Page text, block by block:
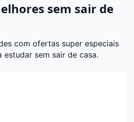
sem sair de
com ofertas super especiais
sem sair de casa.